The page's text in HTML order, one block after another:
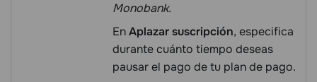
Monobank.
EnAplazar suscripción, especifica
durante cuánto tiempo deseas
pausar el pago de tu plan de pago.